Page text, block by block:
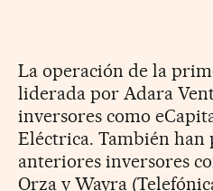
La operación de la
liderada por Adara
inversores como
Eléctrica. También han
anteriores inversores
Orza y Wayra